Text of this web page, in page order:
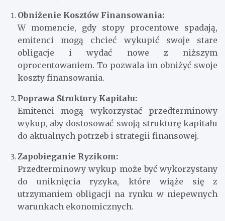
Obniżenie Kosztów Finansowania:
W momencie, gdy stopy procentowe spadają,
emitenci mogą chcieć wykupić swoje stare
obligacje i wydać nowe z niższym
oprocentowaniem. To pozwala im obniżyć swoje
koszty finansowania.
Poprawa Struktury Kapitału:
Emitenci mogą wykorzystać przedterminowy
wykup, aby dostosować swoją strukturę kapitału
do aktualnych potrzeb i strategii finansowej.
Zapobieganie Ryzikom:
Przedterminowy wykup może być wykorzystany
do uniknięcia ryzyka, które wiąże się z
utrzymaniem obligacji na rynku w niepewnych
warunkach ekonomicznych.